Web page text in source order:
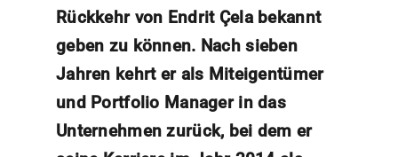
Rückkehr von Endrit Çela bekannt
geben zu können. Nach sieben
Jahren kehrt er als Miteigentümer
und Portfolio Manager in das
Unternehmen zurück, bei dem er